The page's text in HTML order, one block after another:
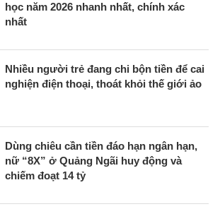
học năm 2026 nhanh nhất, chính xác
nhất
Nhiều người trẻ đang chi bộn tiền để cai
nghiện điện thoại, thoát khỏi thế giới ảo
Dùng chiêu cần tiền đáo hạn ngân hạn,
nữ “8X” ở Quảng Ngãi huy động và
chiếm đoạt 14 tỷ